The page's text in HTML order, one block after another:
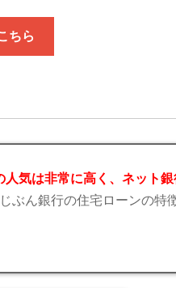
ちら
気は非常に高く、ネット
ぶん銀行の住宅ローンの特